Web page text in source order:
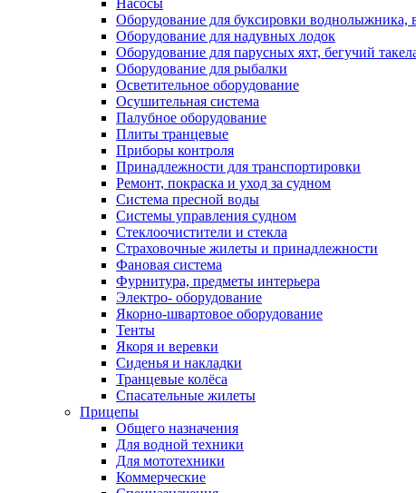
Насосы
Оборудование для буксировки воднолыжника,
Оборудование для надувных лодок
Оборудование для парусных яхт, бегучий
Оборудование для рыбалки
Осветительное оборудование
Осушительная система
Палубное оборудование
Плиты транцевые
Приборы контроля
Принадлежности для транспортировки
Ремонт, покраска и уход за судном
Система пресной воды
Системы управления судном
Стеклоочистители и стекла
Страховочные жилеты и принадлежности
Фановая система
Фурнитура, предметы интерьера
Электро- оборудование
Якорно-швартовое оборудование
Тенты
Якоря и веревки
Сиденья и накладки
Транцевые колёса
Спасательные жилеты
Прицепы
Общего назначения
Для водной техники
Для мототехники
Коммерческие